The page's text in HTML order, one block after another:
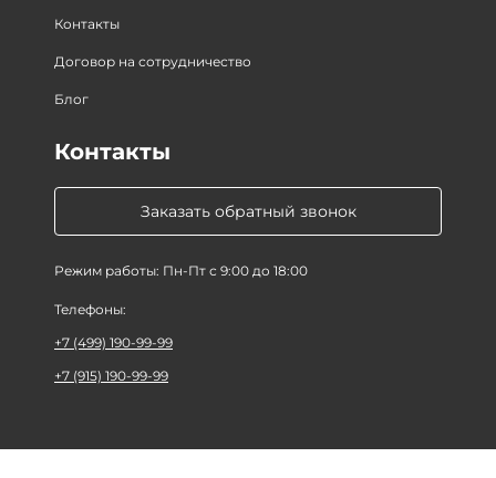
Контакты
Договор на сотрудничество
Блог
Заказать обратный звонок
Режим работы: Пн-Пт с 9:00 до 18:00
Контакты
Телефоны:
+7 (499) 190-99-99
+7 (915) 190-99-99